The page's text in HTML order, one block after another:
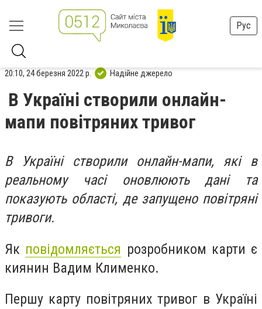
Рус
20:10, 24 березня 2022 р. Надійне джерело
В Україні створили онлайн-
мапи повітряних тривог
В Україні створили онлайн-мапи, які в
реальному часі оновлюють дані та
показують області, де запущено повітряні
тривоги.
Як повідомляється розробником карти є
киянин Вадим Клименко.
Першу карту повітряних тривог в Україні